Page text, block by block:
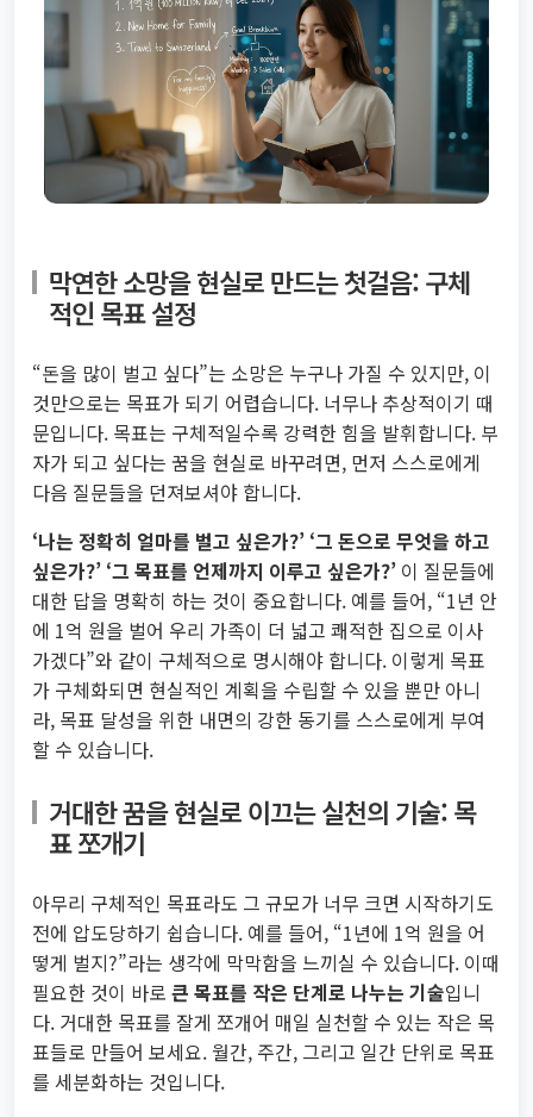
막연한 소망을 현실로 만드는 첫걸음: 구체
적인 목표 설정
“돈을 많이 벌고 싶다”는 소망은 누구나 가질 수 있지만, 이
것만으로는 목표가 되기 어렵습니다. 너무나 추상적이기 때
문입니다. 목표는 구체적일수록 강력한 힘을 발휘합니다. 부
자가 되고 싶다는 꿈을 현실로 바꾸려면, 먼저 스스로에게
다음 질문들을 던져보셔야 합니다.
‘나는 정확히 얼마를 벌고 싶은가?’ ‘그 돈으로 무엇을 하고
싶은가?’ ‘그 목표를 언제까지 이루고 싶은가?’ 이 질문들에
대한 답을 명확히 하는 것이 중요합니다. 예를 들어, “1년 안
에 1억 원을 벌어 우리 가족이 더 넓고 쾌적한 집으로 이사
가겠다”와 같이 구체적으로 명시해야 합니다. 이렇게 목표
가 구체화되면 현실적인 계획을 수립할 수 있을 뿐만 아니
라, 목표 달성을 위한 내면의 강한 동기를 스스로에게 부여
할 수 있습니다.
거대한 꿈을 현실로 이끄는 실천의 기술: 목
표 쪼개기
아무리 구체적인 목표라도 그 규모가 너무 크면 시작하기도
전에 압도당하기 쉽습니다. 예를 들어, “1년에 1억 원을 어
떻게 벌지?”라는 생각에 막막함을 느끼실 수 있습니다. 이때
필요한 것이 바로 큰 목표를 작은 단계로 나누는 기술입니
다. 거대한 목표를 잘게 쪼개어 매일 실천할 수 있는 작은 목
표들로 만들어 보세요. 월간, 주간, 그리고 일간 단위로 목표
를 세분화하는 것입니다.